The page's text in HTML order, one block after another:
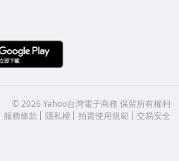
©2026 Yahoo台灣電子商務 保留所有權利
服務條款
隱私權 拍賣使用規範 交易安全